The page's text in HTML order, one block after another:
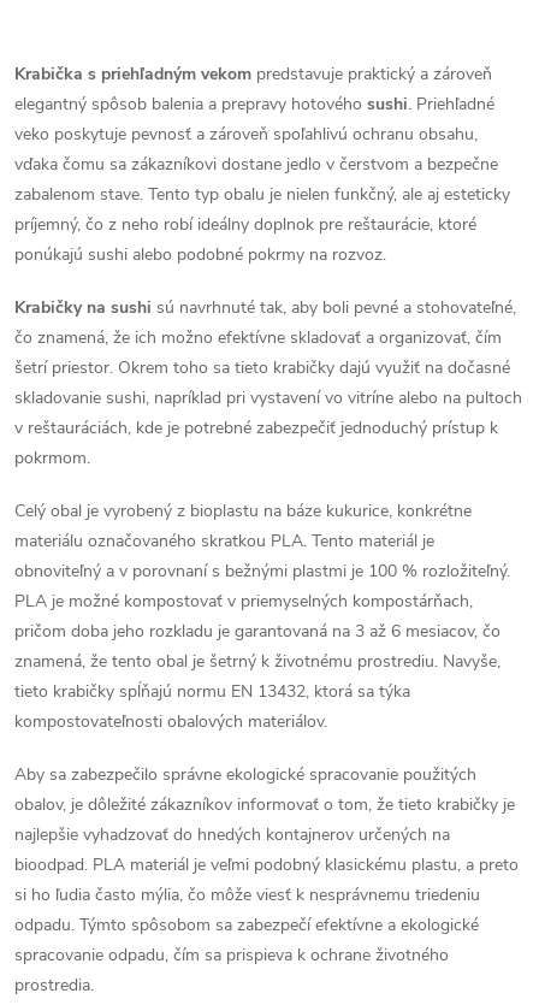
t
o
v
o
v
v
l
á
d
a
c
i
e
p
r
v
k
y
v
ý
p
i
s
u
Krabička s priehľadným vekom predstavuje praktický a zároveň
elegantný spôsob balenia a prepravy hotového sushi. Priehľadné
veko poskytuje pevnosť a zároveň spoľahlivú ochranu obsahu,
vďaka čomu sa zákazníkovi dostane jedlo v čerstvom a bezpečne
zabalenom stave. Tento typ obalu je nielen funkčný, ale aj esteticky
príjemný, čo z neho robí ideálny doplnok pre reštaurácie, ktoré
ponúkajú sushi alebo podobné pokrmy na rozvoz.
Krabičky na sushi sú navrhnuté tak, aby boli pevné a stohovateľné,
čo znamená, že ich možno efektívne skladovať a organizovať, čím
šetrí priestor. Okrem toho sa tieto krabičky dajú využiť na dočasné
skladovanie sushi, napríklad pri vystavení vo vitríne alebo na pultoch
v reštauráciách, kde je potrebné zabezpečiť jednoduchý prístup k
pokrmom.
Celý obal je vyrobený z bioplastu na báze kukurice, konkrétne
materiálu označovaného skratkou PLA. Tento materiál je
obnoviteľný a v porovnaní s bežnými plastmi je 100 % rozložiteľný.
PLA je možné kompostovať v priemyselných kompostárňach,
pričom doba jeho rozkladu je garantovaná na 3 až 6 mesiacov, čo
znamená, že tento obal je šetrný k životnému prostrediu. Navyše,
tieto krabičky spĺňajú normu EN 13432, ktorá sa týka
kompostovateľnosti obalových materiálov.
Aby sa zabezpečilo správne ekologické spracovanie použitých
obalov, je dôležité zákazníkov informovať o tom, že tieto krabičky je
najlepšie vyhadzovať do hnedých kontajnerov určených na
bioodpad. PLA materiál je veľmi podobný klasickému plastu, a preto
si ho ľudia často mýlia, čo môže viesť k nesprávnemu triedeniu
odpadu. Týmto spôsobom sa zabezpečí efektívne a ekologické
spracovanie odpadu, čím sa prispieva k ochrane životného
prostredia.